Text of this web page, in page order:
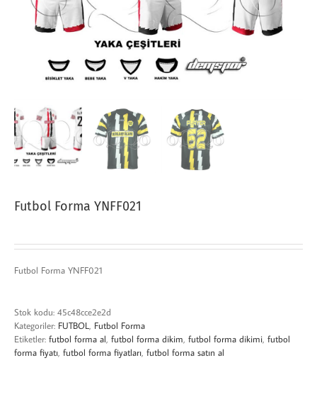
Futbol Forma YNFF021
Futbol Forma YNFF021
Stok kodu: 45c48cce2e2d
Kategoriler: FUTBOL, Futbol Forma
Etiketler: futbol forma al, futbol forma dikim, futbol forma dikimi, futbol
forma fiyatı, futbol forma fiyatları, futbol forma satın al